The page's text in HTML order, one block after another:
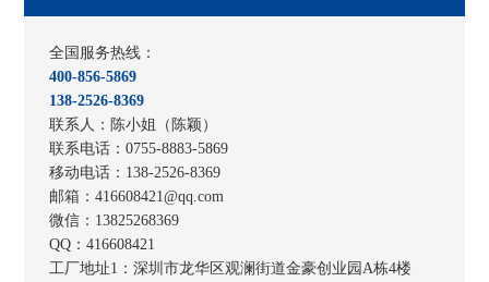
全国服务热线：
400-856-5869
138-2526-8369
联系人：陈小姐（陈颖）
联系电话：0755-8883-5869
移动电话：138-2526-8369
邮箱：416608421@qq.com
微信：13825268369
QQ：416608421
工厂地址1： 深圳市龙华区观澜街道金豪创业园A栋4楼